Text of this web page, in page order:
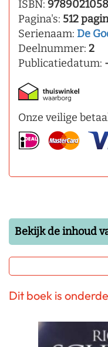
ISBN:
Pagina's: 512
Serienaam: De
Deelnummer: 2
Publicatiedatum:
Onze veilige
Bekijk de inhoud
Dit boek is